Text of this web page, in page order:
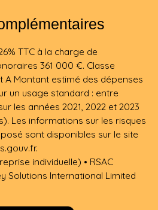
TTC à la charge de
361 000 €. Classe
A Montant estimé des dépenses
un usage standard : entre
les années 2021, 2022 et 2023
Les informations sur les risques
sont disponibles sur le site
individuelle) • RSAC
Solutions International Limited